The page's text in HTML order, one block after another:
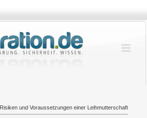
und Voraussetzungen einer Leihmutterschaft